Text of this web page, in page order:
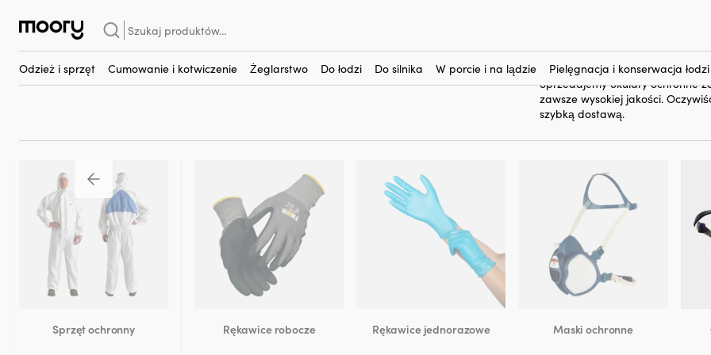
Szukaj:
Odzież i sprzęt Cumowanie i kotwiczenie Żeglarstwo Do łodzi Do silnika W porcie i na lądzie Pielęgnacja i konserwacja łodzi
Okulary ochronne (7)
niezbędne, gdy malujesz,
oczu, a dzięki okularom
Sprzedajemy okulary ochronne
zawsze wysokiej jakości.
szybką dostawą.
Sprzęt ochronny Rękawice robocze Rękawice jednorazowe Maski ochronne